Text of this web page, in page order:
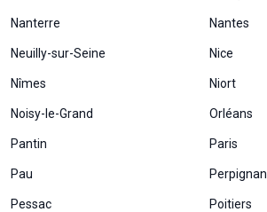
Nanterre Nantes
Neuilly-sur-Seine Nice
Nîmes Niort
Noisy-le-Grand Orléans
Pantin Paris
Pau Perpignan
Pessac Poitiers